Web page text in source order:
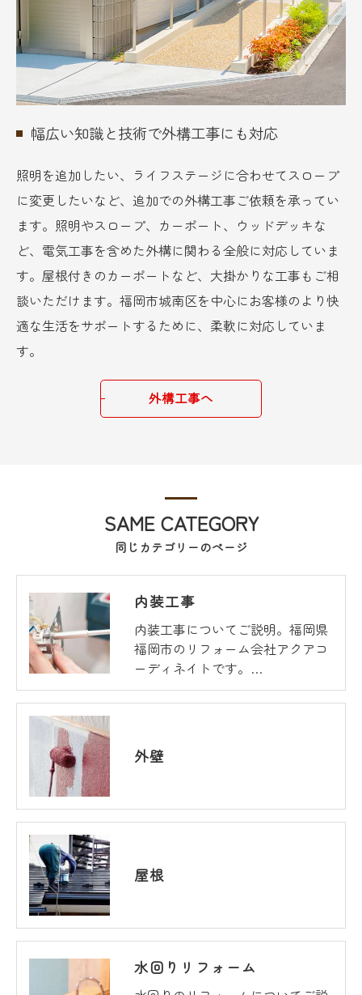
幅広い知識と技術で外構工事にも対応
照明を追加したい、ライフステージに合わせてスロープ
に変更したいなど、追加での外構工事ご依頼を承ってい
ます。照明やスロープ、カーポート、ウッドデッキな
ど、電気工事を含めた外構に関わる全般に対応していま
す。屋根付きのカーポートなど、大掛かりな工事もご相
談いただけます。福岡市城南区を中心にお客様のより快
適な生活をサポートするために、柔軟に対応していま
す。
外構工事へ
同じカテゴリーのページ
SAME CATEGORY
内装工事
内装工事についてご説明。福岡県
福岡市のリフォーム会社アクアコ
ーディネイトです。…
外壁
屋根
水回りリフォーム